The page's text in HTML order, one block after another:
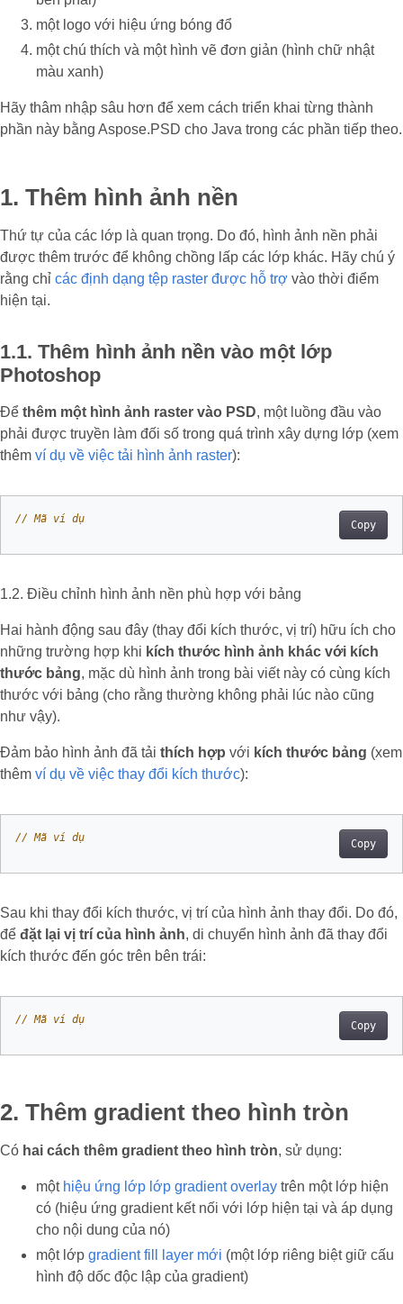
một logo với hiệu ứng bóng đổ
một chú thích và một hình vẽ đơn giản (hình chữ nhật
màu xanh)
Hãy thâm nhập sâu hơn để xem cách triển khai từng thành
phần này bằng Aspose.PSD cho Java trong các phần tiếp theo.
1. Thêm hình ảnh nền
Thứ tự của các lớp là quan trọng. Do đó, hình ảnh nền phải
được thêm trước để không chồng lấp các lớp khác. Hãy chú ý
rằng chỉ các định dạng tệp raster được hỗ trợ vào thời điểm
hiện tại.
1.1. Thêm hình ảnh nền vào một lớp
Photoshop
Để thêm một hình ảnh raster vào PSD, một luồng đầu vào
phải được truyền làm đối số trong quá trình xây dựng lớp (xem
thêm ví dụ về việc tải hình ảnh raster):
Copy
// Mã ví dụ
1.2. Điều chỉnh hình ảnh nền phù hợp với bảng
Hai hành động sau đây (thay đổi kích thước, vị trí) hữu ích cho
những trường hợp khi kích thước hình ảnh khác với kích
thước bảng, mặc dù hình ảnh trong bài viết này có cùng kích
thước với bảng (cho rằng thường không phải lúc nào cũng
như vậy).
Đảm bảo hình ảnh đã tải thích hợp với kích thước bảng (xem
thêm ví dụ về việc thay đổi kích thước):
Copy
// Mã ví dụ
Sau khi thay đổi kích thước, vị trí của hình ảnh thay đổi. Do đó,
để đặt lại vị trí của hình ảnh, di chuyển hình ảnh đã thay đổi
kích thước đến góc trên bên trái:
Copy
// Mã ví dụ
2. Thêm gradient theo hình tròn
Có hai cách thêm gradient theo hình tròn, sử dụng:
một hiệu ứng lớp lớp gradient overlay trên một lớp hiện
có (hiệu ứng gradient kết nối với lớp hiện tại và áp dụng
cho nội dung của nó)
một lớp gradient fill layer mới (một lớp riêng biệt giữ cấu
hình độ dốc độc lập của gradient)